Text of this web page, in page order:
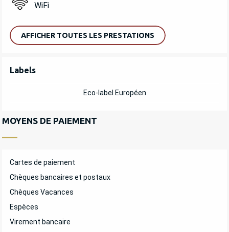
WiFi
AFFICHER TOUTES LES PRESTATIONS
OFFRES DE PRESTATIONS
Labels
Labels
Eco-label Européen
MOYENS DE PAIEMENT
Cartes de paiement
Chèques bancaires et postaux
Chèques Vacances
Espèces
Virement bancaire